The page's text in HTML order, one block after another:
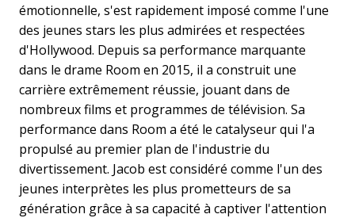
émotionnelle, s'est rapidement imposé comme l'une
des jeunes stars les plus admirées et respectées
d'Hollywood. Depuis sa performance marquante
dans le drame Room en 2015, il a construit une
carrière extrêmement réussie, jouant dans de
nombreux films et programmes de télévision. Sa
performance dans Room a été le catalyseur qui l'a
propulsé au premier plan de l'industrie du
divertissement. Jacob est considéré comme l'un des
jeunes interprètes les plus prometteurs de sa
génération grâce à sa capacité à captiver l'attention